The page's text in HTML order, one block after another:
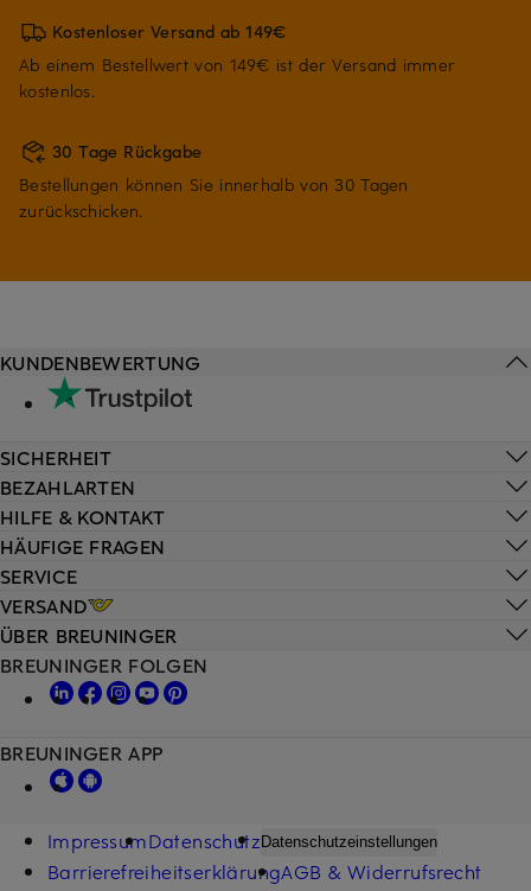
Kostenloser Versand ab 149€
Ab einem Bestellwert von 149€ ist der Versand immer
kostenlos.
30 Tage Rückgabe
Bestellungen können Sie innerhalb von 30 Tagen
zurückschicken.
HILFE & KONTAKT
HÄUFIGE FRAGEN
SERVICE
VERSAND
KUNDENBEWERTUNG
SICHERHEIT
BEZAHLARTEN
ÜBER BREUNINGER
BREUNINGER FOLGEN
BREUNINGER APP
ImpressumDatenschutz Datenschutzeinstellungen
BarrierefreiheitserklärungAGB & Widerrufsrecht